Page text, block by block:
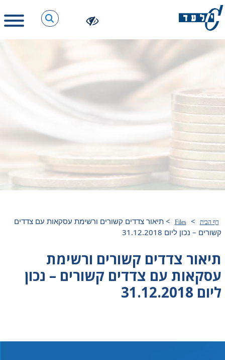
דף הבית >
Files
>תיאור צדדים קשורים ורשימת עסקאות עם צדדים
קשורים – נכון ליום 31.12.2018
תיאור צדדים קשורים ורשימת
עסקאות עם צדדים קשורים – נכון
ליום 31.12.2018